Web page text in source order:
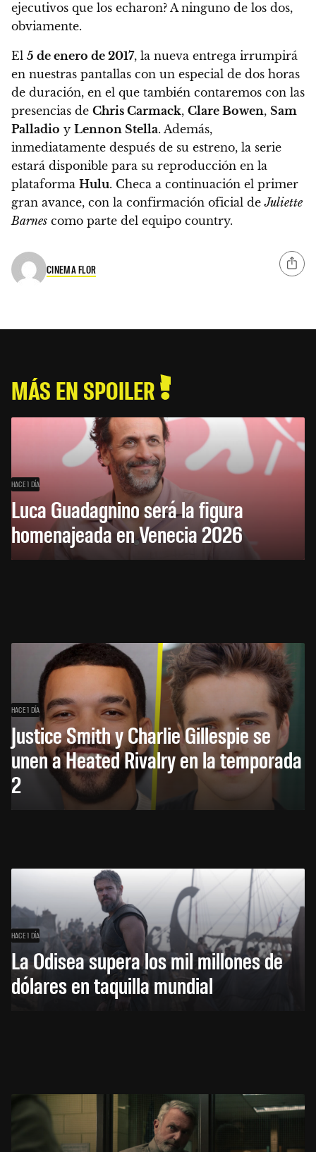
ejecutivos que los echaron? A ninguno de los dos,
obviamente.
El 5 de enero de 2017, la nueva entrega irrumpirá
en nuestras pantallas con un especial de dos horas
de duración, en el que también contaremos con las
presencias de Chris Carmack, Clare Bowen, Sam
Palladio y Lennon Stella. Además,
inmediatamente después de su estreno, la serie
estará disponible para su reproducción en la
plataforma Hulu. Checa a continuación el primer
gran avance, con la confirmación oficial deJuliette
Barnes como parte del equipo country.
CINEMA FLOR
MÁS EN SPOILER
HACE 1 DÍA
Luca Guadagnino será la figura
homenajeada en Venecia 2026
HACE 1 DÍA
Justice Smith y Charlie Gillespie se
unen a Heated Rivalry en la temporada
2
HACE 1 DÍA
La Odisea supera los mil millones de
dólares en taquilla mundial